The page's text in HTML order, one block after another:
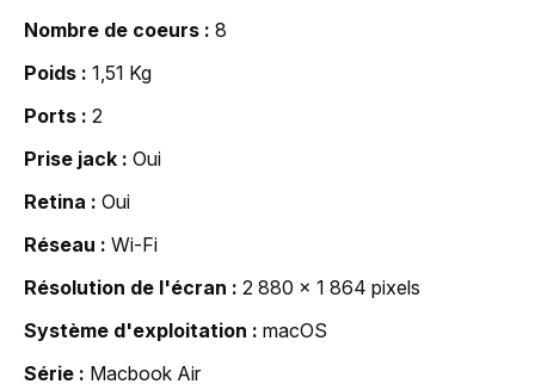
Nombre de coeurs
8
Poids
1,51 Kg
Ports
2
Prise jack
Oui
Retina
Oui
Réseau
Wi-Fi
Résolution de l'écran
2 880 x 1 864 pixels
Système d'exploitation
macOS
Série
Macbook Air